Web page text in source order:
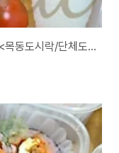
[흑석로]중앙대학교 세미나도시락입니다<목동도시락/단체도시락/도시락케이터링:원스피크닉>